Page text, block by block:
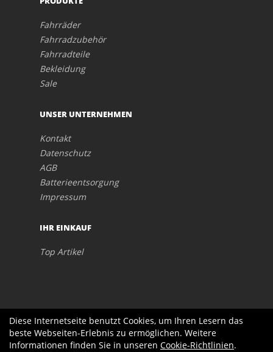
Fahrräder
Fahrradzubehör
Fahrradteile
Bekleidung
Sale
UNSER UNTERNEHMEN
Kontakt
Datenschutz
AGB
Batterieentsorgung
Impressum
IHR EINKAUF
Top Artikel
Diese Internetseite benutzt Cookies, um Ihren Lesern das
beste Webseiten-Erlebnis zu ermöglichen. Weitere
Informationen finden Sie in unseren Cookie-Richtlinien.